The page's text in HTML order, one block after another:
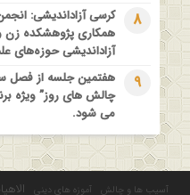
8
کرسی آزاداندیشی:
همکاری پژوهشکده زن
آزاداندیشی حوزه‌های
9
هفتمین جلسه از
چالش های روز” ویژه
می شود.
آسیب ها و چالش آموزه های دینی